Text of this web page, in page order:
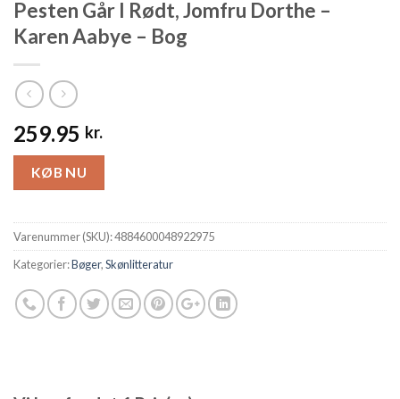
Pesten Går I Rødt, Jomfru Dorthe –
Karen Aabye – Bog
259.95 kr.
KØB NU
Varenummer (SKU):4884600048922975
Kategorier:Bøger,Skønlitteratur